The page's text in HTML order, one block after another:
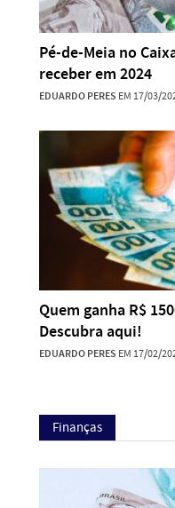
Pé-de-Meia no
receber em 2024
EDUARDO PERES EM 17/03/
Quem ganha R$
Descubra aqui!
EDUARDO PERES EM 17/02/
Finanças